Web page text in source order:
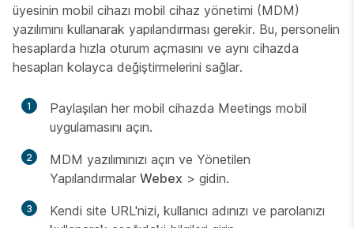
üyesinin mobil cihazı mobil cihaz yönetimi (MDM)
yazılımını kullanarak yapılandırması gerekir. Bu, personelin
hesaplarda hızla oturum açmasını ve aynı cihazda
hesapları kolayca değiştirmelerini sağlar.
1
Paylaşılan her mobil cihazda Meetings mobil
uygulamasını açın.
2
MDM yazılımınızı açın ve Yönetilen
Yapılandırmalar Webex > gidin.
3
Kendi site URL'nizi, kullanıcı adınızı ve parolanızı